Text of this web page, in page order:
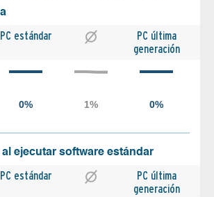
PC estándar
PC última
generación
ejecutar software estándar
PC estándar
PC última
generación